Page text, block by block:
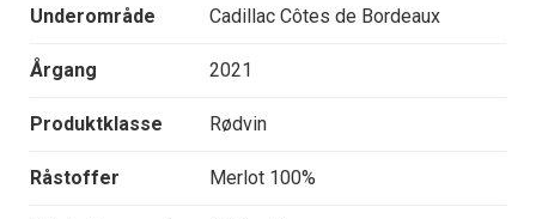
Underområde Cadillac Côtes de Bordeaux
Årgang 2021
Produktklasse Rødvin
Råstoffer Merlot 100%